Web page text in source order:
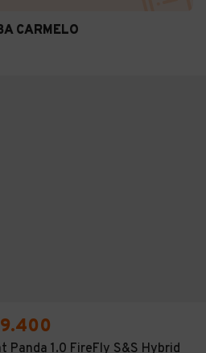
CARMELO
Panda 1.0 FireFly S&S Hybrid